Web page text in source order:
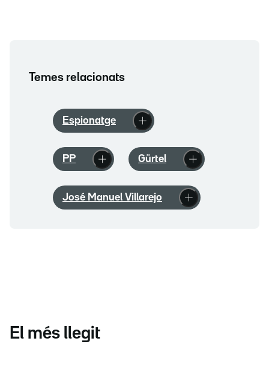
Temes relacionats
Espionatge
PP Gürtel
José Manuel Villarejo
El més llegit